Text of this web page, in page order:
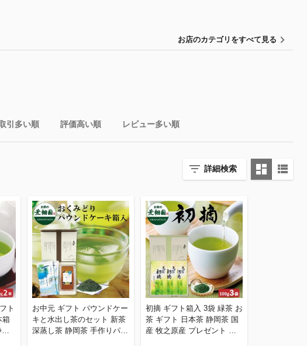
お店のカテゴリをすべて見る
引多い順 評価高い順 レビュー多い順
詳細検索
ト
箱
お中元 ギフト パウンドケー
キと水出し茶のセット 新茶
深蒸し茶 静岡茶 手作りパウ
初摘 ギフト箱入 3袋 緑茶 お
茶 ギフト 日本茶 静岡茶 国
産 牧之原産 プレゼント 茶